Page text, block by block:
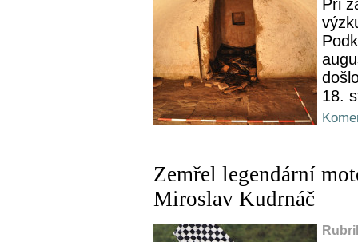
Při
18.
Zemřel legendární
Miroslav Kudrnáč